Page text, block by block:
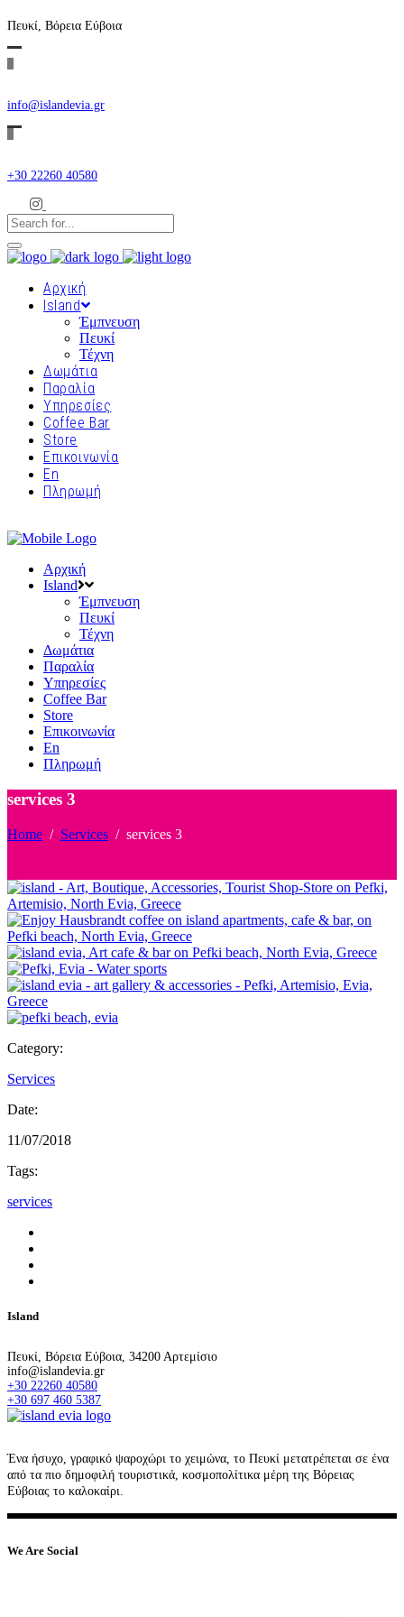
Πευκί, Βόρεια Εύβοια
info@islandevia.gr
+30 22260 40580
Αρχική
Island
Έμπνευση
Πευκί
Τέχνη
Δωμάτια
Παραλία
Υπηρεσίες
Coffee Bar
Store
Επικοινωνία
En
Πληρωμή
Αρχική
Island
Έμπνευση
Πευκί
Τέχνη
Δωμάτια
Παραλία
Υπηρεσίες
Coffee Bar
Store
Επικοινωνία
En
Πληρωμή
services 3
Home / Services / services 3
Category:
Services
Date:
11/07/2018
Tags:
services
Island
Πευκί, Βόρεια Εύβοια, 34200 Αρτεμίσιο
info@islandevia.gr
+30 22260 40580
+30 697 460 5387
Ένα ήσυχο, γραφικό ψαροχώρι το χειμώνα, το Πευκί μετατρέπεται σε ένα
από τα πιο δημοφιλή τουριστικά, κοσμοπολίτικα μέρη της Βόρειας
Εύβοιας το καλοκαίρι.
We Are Social